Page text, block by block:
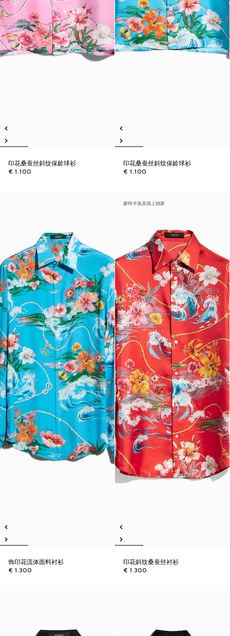
印花桑蚕丝斜纹保龄球衫
€ 1.100
印花桑蚕丝斜纹保龄球衫
€ 1.100
饰印花流体面料衬衫
€ 1.300
蒙特卡洛及线上独家
印花斜纹桑蚕丝衬衫
€ 1.300